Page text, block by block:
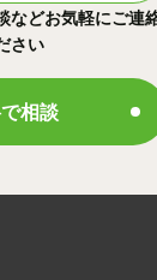
などお気軽にご連
さい
相談